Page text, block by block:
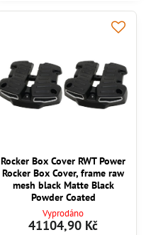
Rocker Box Cover RWT Power
Rocker Box Cover, frame raw
mesh black Matte Black
Powder Coated
Vyprodáno
41104,90 Kč